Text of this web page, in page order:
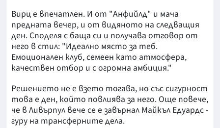
Вирц е впечатлен. И от "Анфийлд" и мача
предната вечер, и от видяното на следващия
ден. Споделя с баща си и получава отговор от
него в стил: "Идеално място за теб.
Емоционален клуб, семеен като атмосфера,
качествен отбор и с огромна амбиция."
Решението не е взето тогава, но със сигурност
това е ден, който повлиява за него. Още повече,
че в Ливърпул вече се е завърнал Майкъл Едуардс -
гуру на трансферните дела.